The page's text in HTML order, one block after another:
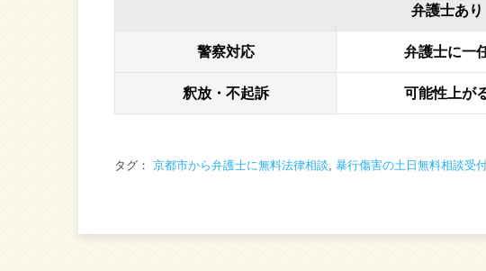
弁護士あり
警察対応 弁護士に一
釈放・不起訴 可能性上が
タグ： 京都市から弁護士に無料法律相談 暴行傷害の土日無料相談受